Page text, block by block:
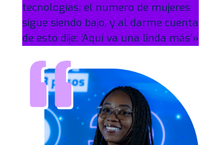
tecnologías; el número de mujeres
sigue siendo bajo, y al darme cuenta
de esto dije: ‘Aquí va una linda más'»